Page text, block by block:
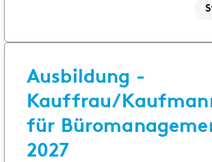
Ausbildung -
Kauffrau/
für
2027